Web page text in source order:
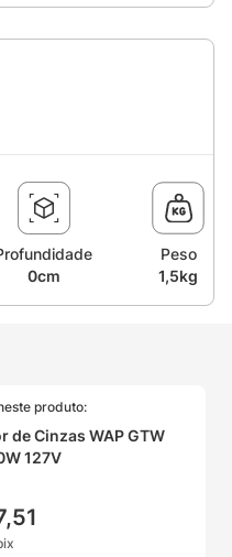
fácil de usar, versátil e
de Cinzas WAP GTW
com a bagunça depois.
0cm
Peso
1,5kg
produto:
de Cinzas WAP GTW
127V
,51